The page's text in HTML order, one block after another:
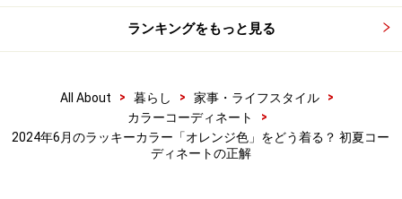
は、Tシャツのロゴでオレンジ色を取り入れた
キ、シャツの水色といった定番色の組み合わせに、オレ
ンジ色のロゴがアクセントのような役割を果たしていま
す。
ランキングをもっと見る
All About > 暮らし > 家事・ライフスタイル
>
カラーコーディネート
>
2024年6月のラッキーカラー「オレンジ色」をどう着る？ 初夏コー
ディネートの正解